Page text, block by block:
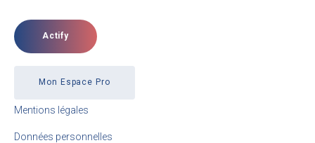
Actify
Mon Espace Pro
Mentions légales
Données personnelles